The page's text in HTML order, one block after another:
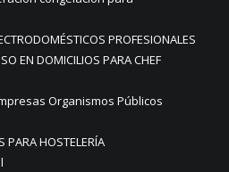
PROFESIONALES
EN DOMICILIOS PARA CHEF
Organismos Públicos
PARA HOSTELERÍA